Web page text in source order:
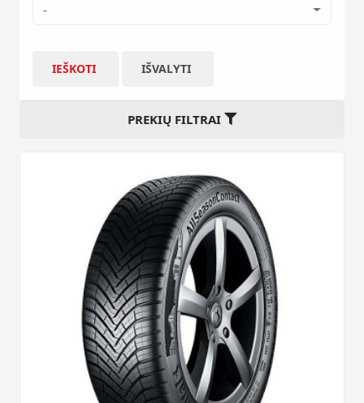
-
IEŠKOTI IŠVALYTI
PREKIŲ FILTRAI